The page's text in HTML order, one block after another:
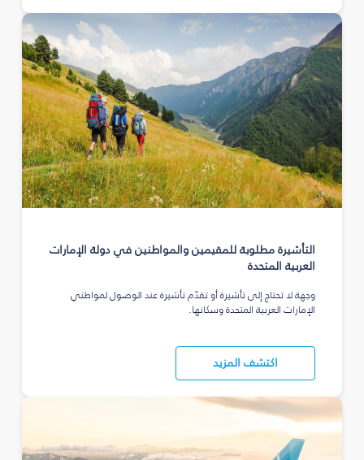
التأشيرة مطلوبة للمقيمين والمواطنين في دولة الإمارات
العربية المتحدة
وجهة لا تحتاج إلى تأشيرة أو تقدّم تأشيرة عند الوصول لمواطني
الإمارات العربية المتحدة وسكانها.
اكتشف المزيد